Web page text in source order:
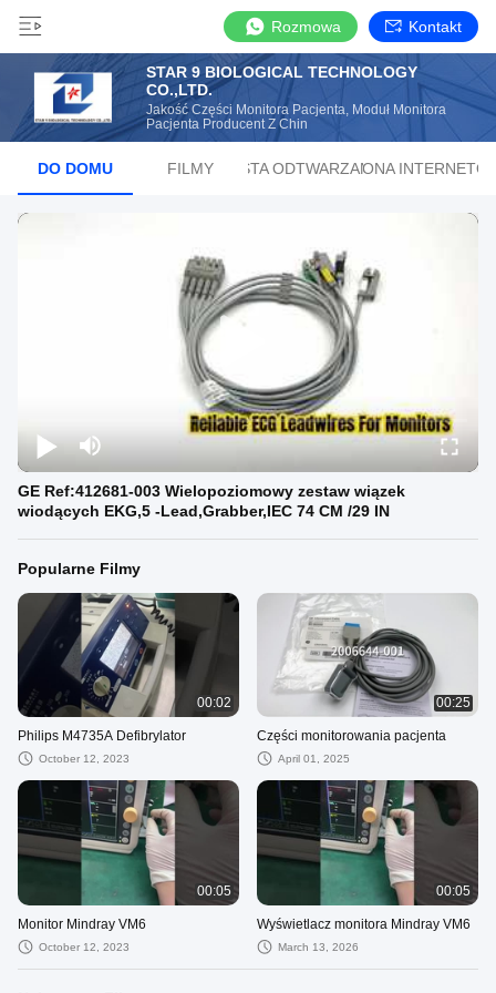
Rozmowa Kontakt
STAR 9 BIOLOGICAL TECHNOLOGY
CO.,LTD.
Jakość Części Monitora Pacjenta, Moduł Monitora
Pacjenta Producent Z Chin
DO DOMU FILMY LISTA ODTWARZANIA
STRONA
GE Ref:412681-003 Wielopoziomowy zestaw wiązek
wiodących EKG,5 -Lead,Grabber,IEC 74 CM /29 IN
Popularne Filmy
00:02
Philips M4735A Defibrylator
October 12, 2023
00:25
Części monitorowania pacjenta
April 01, 2025
00:05
Monitor Mindray VM6
October 12, 2023
00:05
Wyświetlacz monitora Mindray VM6
March 13, 2026